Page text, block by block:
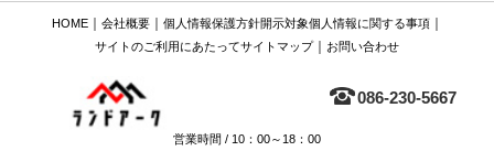
HOME｜ 会社概要｜ 個人情報保護方針開示対象個人情報に関する事項｜
サイトのご利用にあたってサイトマップ｜ お問い合わせ
086-230-5667
営業時間 / 10：00～18：00